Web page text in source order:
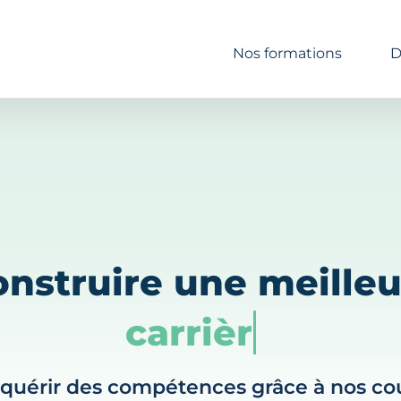
Nos formations
une
carrière
des compétences grâce à nos